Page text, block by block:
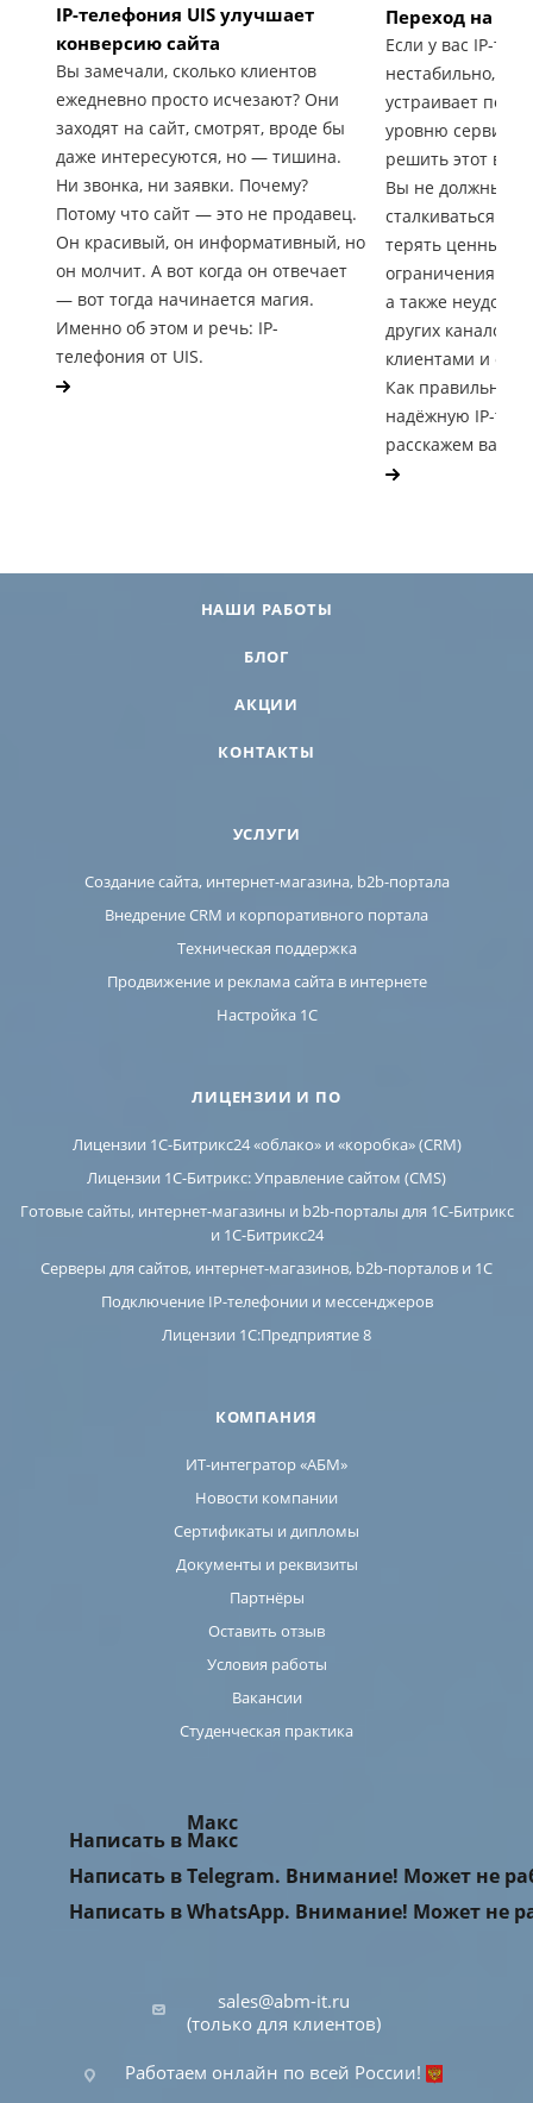
IP-телефония UIS улучшает
конверсию сайта
Вы замечали, сколько клиентов
ежедневно просто исчезают? Они
заходят на сайт, смотрят, вроде бы
даже интересуются, но — тишина.
Ни звонка, ни заявки. Почему?
Потому что сайт — это не продавец.
Он красивый, он информативный, но
он молчит. А вот когда он отвечает
— вот тогда начинается магия.
Именно об этом и речь: IP-
телефония от UIS.
Переход на
Если у вас IP-
нестабильно, а
устраивает по
уровню сервиса,
решить этот
Вы не должны
сталкиваться с
терять ценные
ограничения по
а также
других каналов
клиентами и
Как правильно
надёжную IP-
расскажем вам в
НАШИ РАБОТЫ
БЛОГ
АКЦИИ
КОНТАКТЫ
УСЛУГИ
Создание сайта, интернет-магазина, b2b-портала
Внедрение CRM и корпоративного портала
Техническая поддержка
Продвижение и реклама сайта в интернете
Настройка 1С
ЛИЦЕНЗИИ И ПО
Лицензии 1С-Битрикс24 «облако» и «коробка» (CRM)
Лицензии 1С-Битрикс: Управление сайтом (CMS)
Готовые сайты, интернет-магазины и b2b-порталы для 1С-Битрикс
и 1С-Битрикс24
Серверы для сайтов, интернет-магазинов, b2b-порталов и 1С
Подключение IP-телефонии и мессенджеров
Лицензии 1C:Предприятие 8
КОМПАНИЯ
ИТ-интегратор «АБМ»
Новости компании
Сертификаты и дипломы
Документы и реквизиты
Партнёры
Оставить отзыв
Условия работы
Вакансии
Студенческая практика
Макс
Написать в Макс
Написать в Telegram. Внимание! Может не
Написать в WhatsApp. Внимание! Может не
sales@abm-it.ru
(только для клиентов)
Работаем онлайн по всей России!